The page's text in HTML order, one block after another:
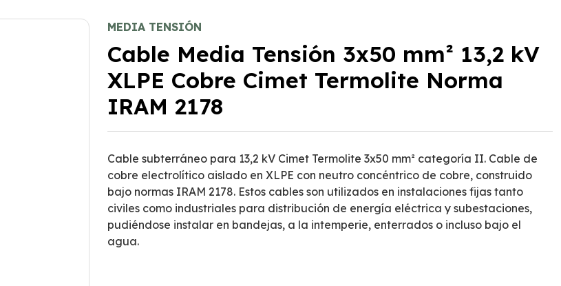
MEDIA TENSIÓN
Cable Media Tensión 3x50 mm² 13,2 kV
XLPE Cobre Cimet Termolite Norma
IRAM 2178
Cable subterráneo para 13,2 kV Cimet Termolite 3x50 mm² categoría II. Cable de
cobre electrolítico aislado en XLPE con neutro concéntrico de cobre, construido
bajo normas IRAM 2178. Estos cables son utilizados en instalaciones fijas tanto
civiles como industriales para distribución de energía eléctrica y subestaciones,
pudiéndose instalar en bandejas, a la intemperie, enterrados o incluso bajo el
agua.